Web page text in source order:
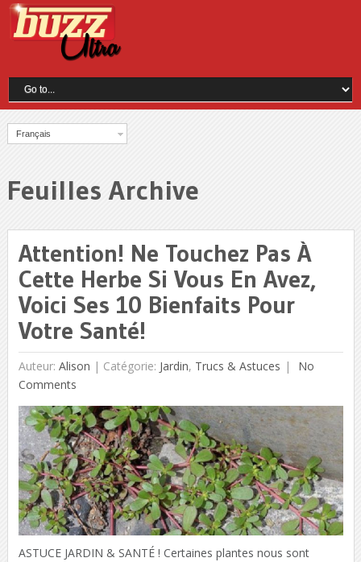
Français
Feuilles Archive
Attention! Ne Touchez Pas À
Cette Herbe Si Vous En Avez,
Voici Ses 10 Bienfaits Pour
Votre Santé!
Auteur: Alison | Catégorie: Jardin, Trucs & Astuces
No
Comments
ASTUCE JARDIN & SANTÉ ! Certaines plantes nous sont